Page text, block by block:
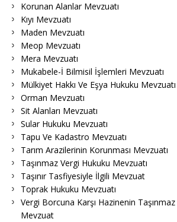
Korunan Alanlar Mevzuatı
Kıyı Mevzuatı
Maden Mevzuatı
Meop Mevzuatı
Mera Mevzuatı
Mukabele-İ Bilmisil İşlemleri Mevzuatı
Mülkiyet Hakkı Ve Eşya Hukuku Mevzuatı
Orman Mevzuatı
Sit Alanları Mevzuatı
Sular Hukuku Mevzuatı
Tapu Ve Kadastro Mevzuatı
Tarım Arazilerinin Korunması Mevzuatı
Taşınmaz Vergi Hukuku Mevzuatı
Taşınır Tasfiyesiyle İlgili Mevzuat
Toprak Hukuku Mevzuatı
Vergi Borcuna Karşı Hazinenin Taşınmaz
Mevzuat